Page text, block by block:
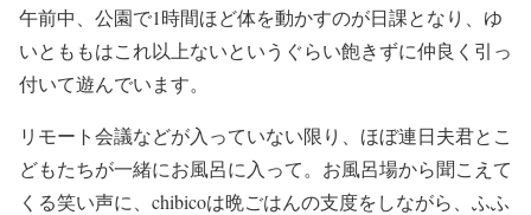
午前中、公園で1時間ほど体を動かすのが日課となり、ゆ
いとももはこれ以上ないというぐらい飽きずに仲良く引っ
付いて遊んでいます。
リモート会議などが入っていない限り、ほぼ連日夫君とこ
どもたちが一緒にお風呂に入って。お風呂場から聞こえて
くる笑い声に、chibicoは晩ごはんの支度をしながら、ふふ